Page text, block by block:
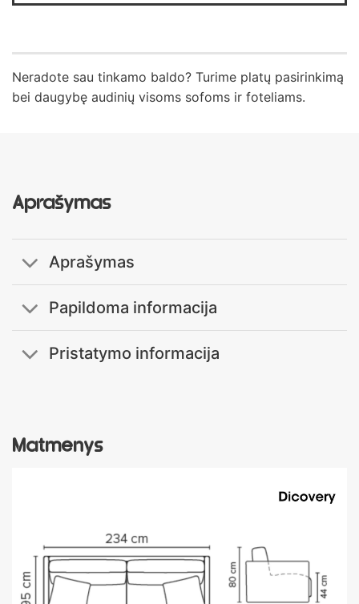
Neradote sau tinkamo baldo? Turime platų pasirinkimą
bei daugybę audinių visoms sofoms ir foteliams.
Matmenys
Aprašymas
Aprašymas
Papildoma informacija
Pristatymo informacija